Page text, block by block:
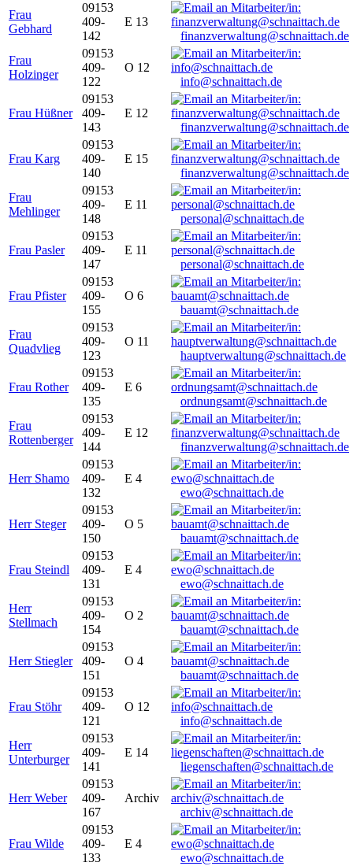
Frau
Gebhard
09153
409-
142
E 13
finanzverwaltung@schnaittach.de
Frau
Holzinger
09153
409-
122
O 12
info@schnaittach.de
Frau Hüßner
09153
409-
143
E 12
finanzverwaltung@schnaittach.de
Frau Karg
09153
409-
140
E 15
finanzverwaltung@schnaittach.de
Frau
Mehlinger
09153
409-
148
E 11
personal@schnaittach.de
Frau Pasler
09153
409-
147
E 11
personal@schnaittach.de
Frau Pfister
09153
409-
155
O 6
bauamt@schnaittach.de
Frau
Quadvlieg
09153
409-
123
O 11
hauptverwaltung@schnaittach.de
Frau Rother
09153
409-
135
E 6
ordnungsamt@schnaittach.de
Frau
Rottenberger
09153
409-
144
E 12
finanzverwaltung@schnaittach.de
Herr Shamo
09153
409-
132
E 4
ewo@schnaittach.de
Herr Steger
09153
409-
150
O 5
bauamt@schnaittach.de
Frau Steindl
09153
409-
131
E 4
ewo@schnaittach.de
Herr
Stellmach
09153
409-
154
O 2
bauamt@schnaittach.de
Herr Stiegler
09153
409-
151
O 4
bauamt@schnaittach.de
Frau Stöhr
09153
409-
121
O 12
info@schnaittach.de
Herr
Unterburger
09153
409-
141
E 14
liegenschaften@schnaittach.de
Herr Weber
09153
409-
167
Archiv
archiv@schnaittach.de
Frau Wilde
09153
409-
133
E 4
ewo@schnaittach.de